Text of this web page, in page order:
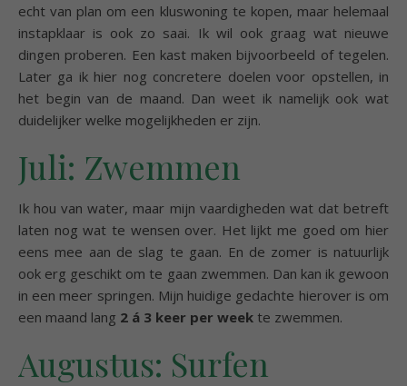
echt van plan om een kluswoning te kopen, maar helemaal
instapklaar is ook zo saai. Ik wil ook graag wat nieuwe
dingen proberen. Een kast maken bijvoorbeeld of tegelen.
Later ga ik hier nog concretere doelen voor opstellen, in
het begin van de maand. Dan weet ik namelijk ook wat
duidelijker welke mogelijkheden er zijn.
Juli: Zwemmen
Ik hou van water, maar mijn vaardigheden wat dat betreft
laten nog wat te wensen over. Het lijkt me goed om hier
eens mee aan de slag te gaan. En de zomer is natuurlijk
ook erg geschikt om te gaan zwemmen. Dan kan ik gewoon
in een meer springen. Mijn huidige gedachte hierover is om
een maand lang 2 á 3 keer per week te zwemmen.
Augustus: Surfen